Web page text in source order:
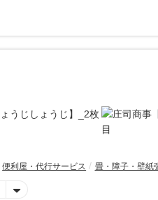
便利屋・代行サービス 畳・障子・壁紙